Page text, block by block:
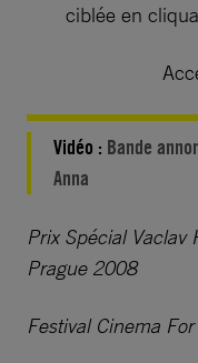
ciblée en
Vidéo : Bande
Anna
Prix Spécial Vaclav
Prague 2008
Festival Cinema